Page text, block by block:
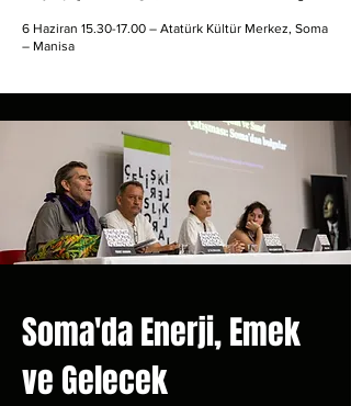
6 Haziran 15.30-17.00 – Atatürk Kültür Merkez, Soma
– Manisa
Soma'da Enerji, Emek
ve Gelecek